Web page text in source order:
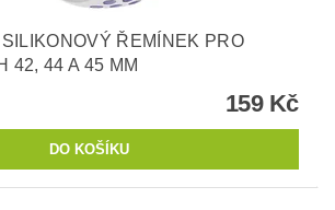
ŘEMÍNEK PRO
42, 44 A 45 MM
159 Kč